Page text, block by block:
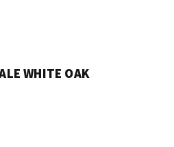
WHITE OAK